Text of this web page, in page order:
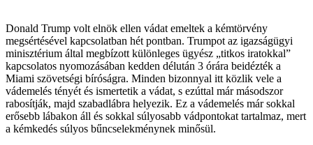
Donald Trump volt elnök ellen vádat emeltek a kémtörvény
megsértésével kapcsolatban hét pontban. Trumpot az igazságügyi
minisztérium által megbízott különleges ügyész „titkos iratokkal”
kapcsolatos nyomozásában kedden délután 3 órára beidézték a
Miami szövetségi bíróságra. Minden bizonnyal itt közlik vele a
vádemelés tényét és ismertetik a vádat, s ezúttal már másodszor
rabosítják, majd szabadlábra helyezik. Ez a vádemelés már sokkal
erősebb lábakon áll és sokkal súlyosabb vádpontokat tartalmaz, mert
a kémkedés súlyos bűncselekménynek minősül.